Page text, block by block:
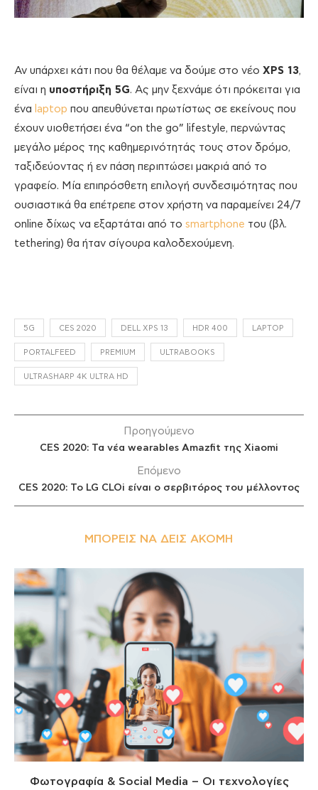
Αν υπάρχει κάτι που θα θέλαμε να δούμε στο νέο XPS 13,
είναι η υποστήριξη 5G. Ας μην ξεχνάμε ότι πρόκειται για
ένα laptop που απευθύνεται πρωτίστως σε εκείνους που
έχουν υιοθετήσει ένα “on the go” lifestyle, περνώντας
μεγάλο μέρος της καθημερινότητάς τους στον δρόμο,
ταξιδεύοντας ή εν πάση περιπτώσει μακριά από το
γραφείο. Μία επιπρόσθετη επιλογή συνδεσιμότητας που
ουσιαστικά θα επέτρεπε στον χρήστη να παραμείνει 24/7
online δίχως να εξαρτάται από το smartphone του (βλ.
tethering) θα ήταν σίγουρα καλοδεχούμενη.
5G CES 2020 DELL XPS 13 HDR 400 LAPTOP
PORTALFEED PREMIUM ULTRABOOKS
ULTRASHARP 4K ULTRA HD
Προηγούμενο
CES 2020: Τα νέα wearables Amazfit της Xiaomi
Επόμενο
CES 2020: Το LG CLOi είναι ο σερβιτόρος του μέλλοντος
ΜΠΟΡΕΊΣ ΝΑ ΔΕΙΣ ΑΚΌΜΗ
Φωτογραφία & Social Media – Οι τεχνολογίες